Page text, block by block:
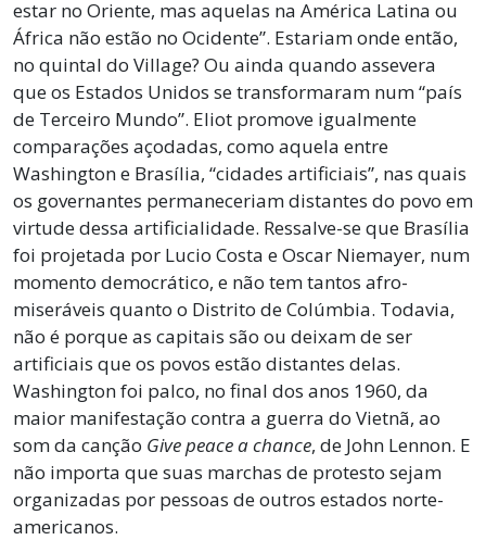
estar no Oriente, mas aquelas na América Latina ou
África não estão no Ocidente”. Estariam onde então,
no quintal do Village? Ou ainda quando assevera
que os Estados Unidos se transformaram num “país
de Terceiro Mundo”. Eliot promove igualmente
comparações açodadas, como aquela entre
Washington e Brasília, “cidades artificiais”, nas quais
os governantes permaneceriam distantes do povo em
virtude dessa artificialidade. Ressalve-se que Brasília
foi projetada por Lucio Costa e Oscar Niemayer, num
momento democrático, e não tem tantos afro-
miseráveis quanto o Distrito de Colúmbia. Todavia,
não é porque as capitais são ou deixam de ser
artificiais que os povos estão distantes delas.
Washington foi palco, no final dos anos 1960, da
maior manifestação contra a guerra do Vietnã, ao
som da canção Give peace a chance, de John Lennon. E
não importa que suas marchas de protesto sejam
organizadas por pessoas de outros estados norte-
americanos.